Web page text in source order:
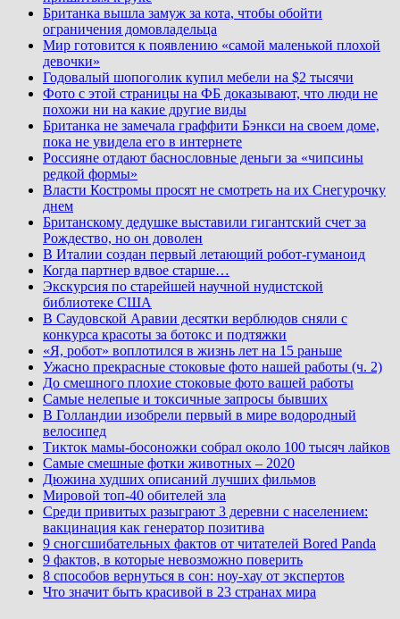
Британка вышла замуж за кота, чтобы обойти
ограничения домовладельца
Мир готовится к появлению «самой маленькой плохой
девочки»
Годовалый шопоголик купил мебели на $2 тысячи
Фото с этой страницы на ФБ доказывают, что люди не
похожи ни на какие другие виды
Британка не замечала граффити Бэнкси на своем доме,
пока не увидела его в интернете
Россияне отдают баснословные деньги за «чипсины
редкой формы»
Власти Костромы просят не смотреть на их Снегурочку
днем
Британскому дедушке выставили гигантский счет за
Рождество, но он доволен
В Италии создан первый летающий робот-гуманоид
Когда партнер вдвое старше…
Экскурсия по старейшей научной нудистской
библиотеке США
В Саудовской Аравии десятки верблюдов сняли с
конкурса красоты за ботокс и подтяжки
«Я, робот» воплотился в жизнь лет на 15 раньше
Ужасно прекрасные стоковые фото нашей работы (ч. 2)
До смешного плохие стоковые фото вашей работы
Самые нелепые и токсичные запросы бывших
В Голландии изобрели первый в мире водородный
велосипед
Тикток мамы-босоножки собрал около 100 тысяч лайков
Самые смешные фотки животных – 2020
Дюжина худших описаний лучших фильмов
Мировой топ-40 обителей зла
Среди привитых разыграют 3 деревни с населением:
вакцинация как генератор позитива
9 сногсшибательных фактов от читателей Bored Panda
9 фактов, в которые невозможно поверить
8 способов вернуться в сон: ноу-хау от экспертов
Что значит быть красивой в 23 странах мира